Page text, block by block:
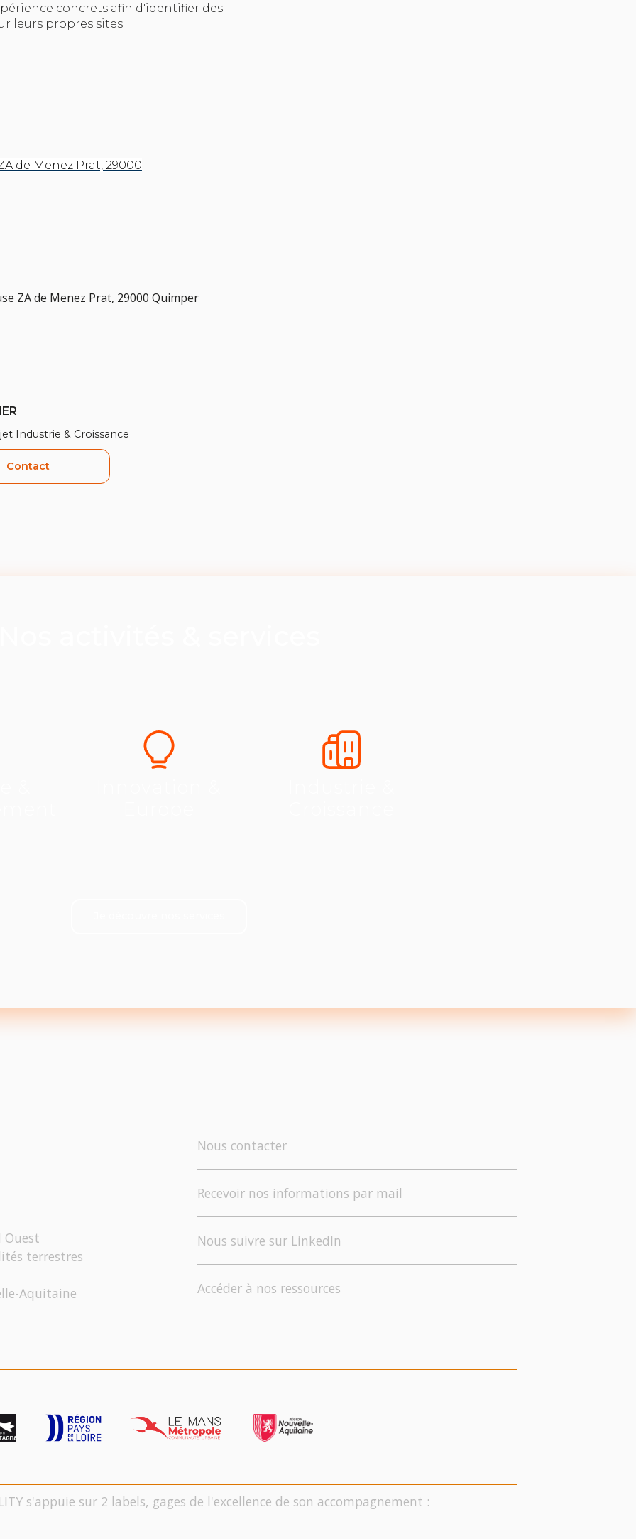
concrets afin d'identifier des
leurs propres sites.
de Menez Prat, 29000
ZA de Menez Prat, 29000 Quimper
Industrie & Croissance
Contact
Ouest
terrestres
Aquitaine
Nous contacter
Recevoir nos informations par mail
Nous suivre sur LinkedIn
Accéder à nos ressources
s'appuie sur 2 labels, gages de l'excellence de son accompagnement :